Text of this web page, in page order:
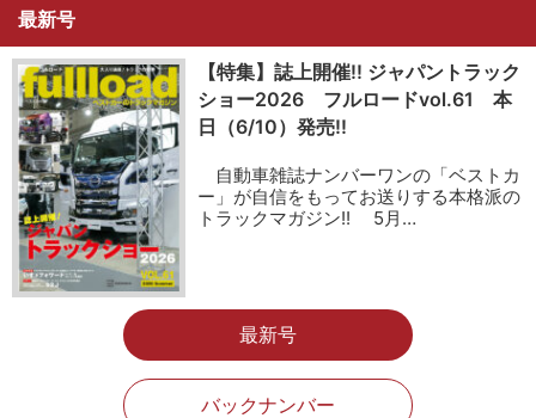
最新号
【特集】誌上開催!! ジャパントラック
ショー2026 フルロードvol.61 本
日（6/10）発売!!
自動車雑誌ナンバーワンの「ベストカ
ー」が自信をもってお送りする本格派の
トラックマガジン!! 5月…
最新号
バックナンバー